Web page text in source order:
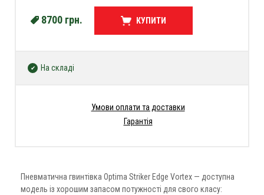
Пневматична гвинтівка Optima Striker Edge Vortex — доступна
модель із хорошим запасом потужності для свого класу:
8700 грн. КУПИТИ
На складі
Умови оплати та доставки
Гарантія